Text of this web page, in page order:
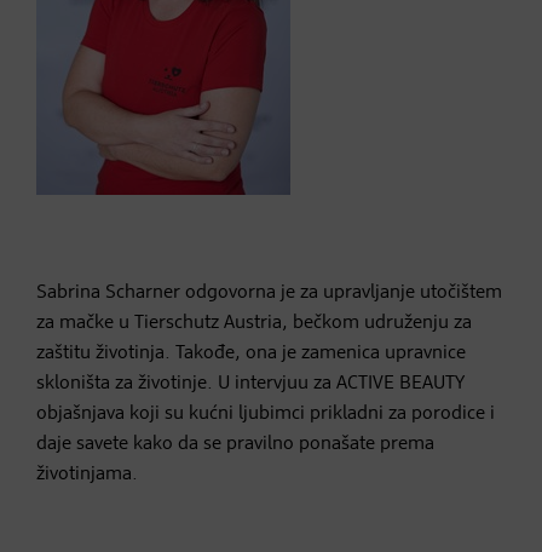
Sabrina Scharner odgovorna je za upravljanje utočištem
za mačke u Tierschutz Austria, bečkom udruženju za
zaštitu životinja. Takođe, ona je zamenica upravnice
skloništa za životinje. U intervjuu za ACTIVE BEAUTY
objašnjava koji su kućni ljubimci prikladni za porodice i
daje savete kako da se pravilno ponašate prema
životinjama.